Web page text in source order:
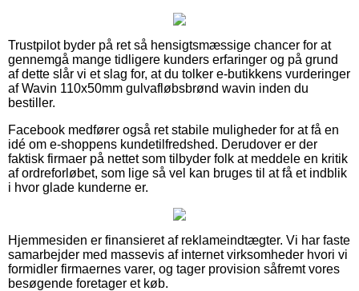
Trustpilot byder på ret så hensigtsmæssige chancer for at
gennemgå mange tidligere kunders erfaringer og på grund
af dette slår vi et slag for, at du tolker e-butikkens vurderinger
af Wavin 110x50mm gulvafløbsbrønd wavin inden du
bestiller.
Facebook medfører også ret stabile muligheder for at få en
idé om e-shoppens kundetilfredshed. Derudover er der
faktisk firmaer på nettet som tilbyder folk at meddele en kritik
af ordreforløbet, som lige så vel kan bruges til at få et indblik
i hvor glade kunderne er.
Hjemmesiden er finansieret af reklameindtægter. Vi har faste
samarbejder med massevis af internet virksomheder hvori vi
formidler firmaernes varer, og tager provision såfremt vores
besøgende foretager et køb.